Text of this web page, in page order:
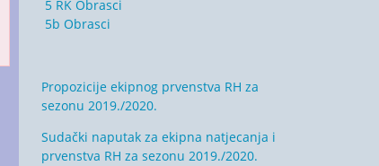
5 RK Obrasci
5b Obrasci
Propozicije ekipnog prvenstva RH za
sezonu 2019./2020.
Sudački naputak za ekipna natjecanja i
prvenstva RH za sezonu 2019./2020.